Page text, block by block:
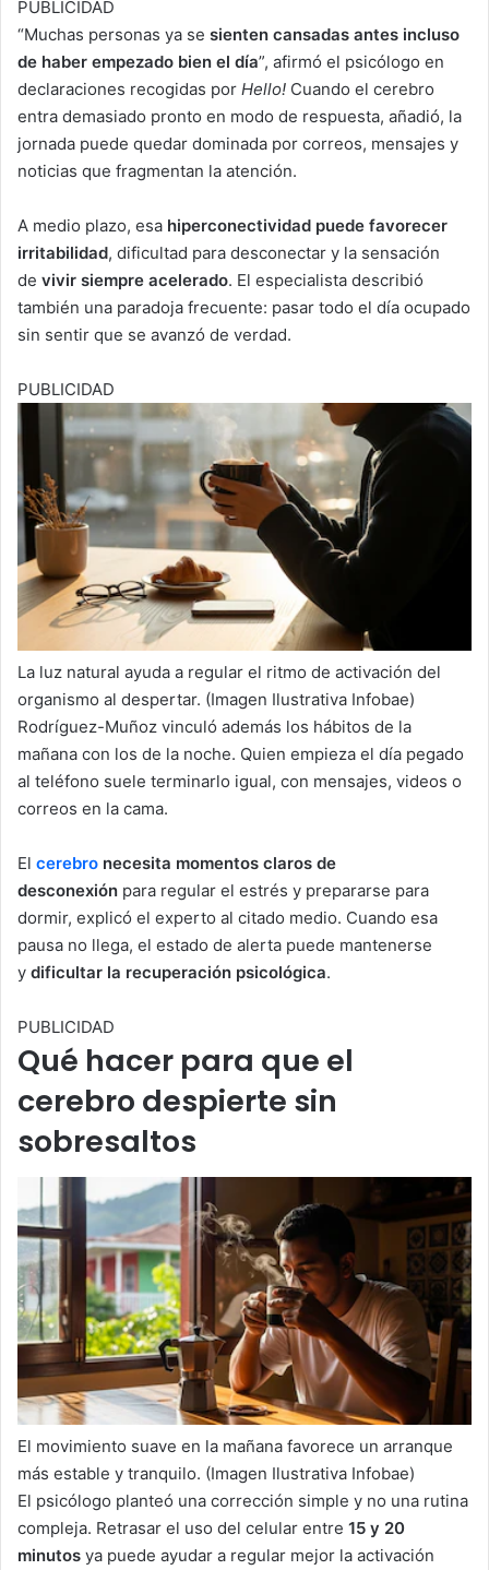
PUBLICIDAD
“Muchas personas ya se sienten cansadas antes incluso
de haber empezado bien el día”, afirmó el psicólogo en
declaraciones recogidas por Hello! Cuando el cerebro
entra demasiado pronto en modo de respuesta, añadió, la
jornada puede quedar dominada por correos, mensajes y
noticias que fragmentan la atención.
A medio plazo, esa hiperconectividad puede favorecer
irritabilidad, dificultad para desconectar y la sensación
de vivir siempre acelerado. El especialista describió
también una paradoja frecuente: pasar todo el día ocupado
sin sentir que se avanzó de verdad.
PUBLICIDAD
La luz natural ayuda a regular el ritmo de activación del
organismo al despertar. (Imagen Ilustrativa Infobae)
Rodríguez-Muñoz vinculó además los hábitos de la
mañana con los de la noche. Quien empieza el día pegado
al teléfono suele terminarlo igual, con mensajes, videos o
correos en la cama.
El cerebro necesita momentos claros de
desconexión para regular el estrés y prepararse para
dormir, explicó el experto al citado medio. Cuando esa
pausa no llega, el estado de alerta puede mantenerse
y dificultar la recuperación psicológica.
PUBLICIDAD
Qué hacer para que el
cerebro despierte sin
sobresaltos
El movimiento suave en la mañana favorece un arranque
más estable y tranquilo. (Imagen Ilustrativa Infobae)
El psicólogo planteó una corrección simple y no una rutina
compleja. Retrasar el uso del celular entre 15 y 20
minutos ya puede ayudar a regular mejor la activación